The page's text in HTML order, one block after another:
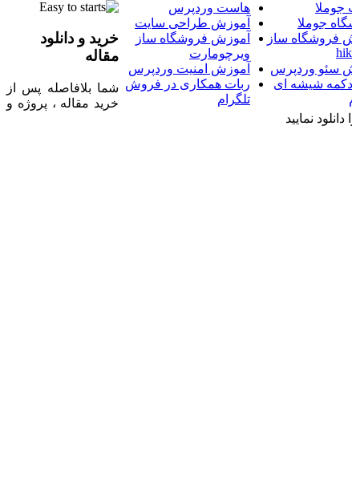
هاست وردپرس
جوملا
آموزش طراحی سایت
فروشگاه ساز
آموزش فروشگاه ساز
ویرچومارت
سئو وردپرس
آموزش امنیت وردپرس
شیشه ای
ربات همکاری در فروش
تلگرام
خرید و دانلود
مقاله
شما بلافاصله پس از
خرید مقاله ، پروژه و
نمایید